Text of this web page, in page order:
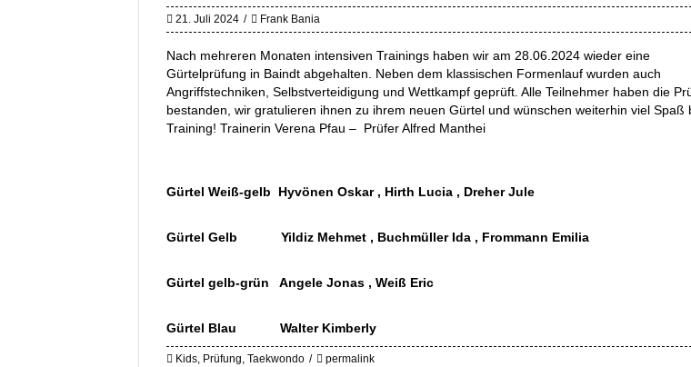
21. Juli 2024 Frank Bania
Nach mehreren Monaten intensiven Trainings haben wir am 28.06.2024 wieder eine
Gürtelprüfung in Baindt abgehalten. Neben dem klassischen Formenlauf wurden auch
Angriffstechniken, Selbstverteidigung und Wettkampf geprüft. Alle Teilnehmer haben die
bestanden, wir gratulieren ihnen zu ihrem neuen Gürtel und wünschen weiterhin viel Spaß
Training! Trainerin Verena Pfau – Prüfer Alfred Manthei
Gürtel Weiß-gelb Hyvönen Oskar , Hirth Lucia , Dreher Jule
Gürtel Gelb Yildiz Mehmet , Buchmüller Ida , Frommann Emilia
Gürtel gelb-grün Angele Jonas , Weiß Eric
Gürtel Blau Walter Kimberly
Kids, Prüfung, Taekwondo permalink